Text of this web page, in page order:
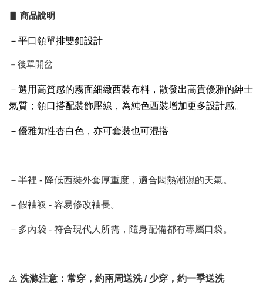
▋ 商品說明
－平口領單排雙釦設計
－後單開岔
－選用高質感的霧面細緻西裝布料，散發出高貴優雅的紳士
氣質；領口搭配裝飾壓線，為純色西裝增加更多設計感。
－優雅知性杏白色，亦可套裝也可混搭
－半裡 - 降低西裝外套厚重度，適合悶熱潮濕的天氣。
－假袖衩 - 容易修改袖長。
－多內袋 - 符合現代人所需，隨身配備都有專屬口袋。
⚠️ 洗滌注意：常穿，約兩周送洗 / 少穿，約一季送洗